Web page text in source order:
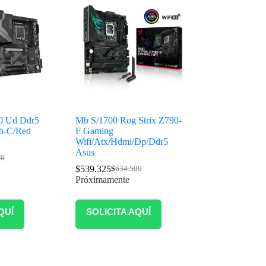
Ud Ddr5
C/Red
Mb S/1700 Rog Strix Z790-
F Gaming
Wifi/Atx/Hdmi/Dp/Ddr5
Asus
$634.500
$539.325
Próximamente
SOLICITA AQUÍ